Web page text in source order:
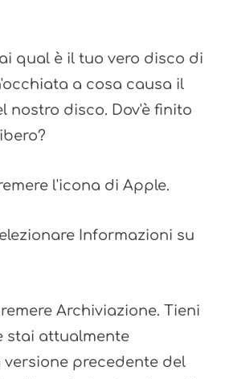
qual è il tuo vero disco di
a cosa causa il
nostro disco. Dov'è finito
l'icona di Apple.
Informazioni su
Archiviazione. Tieni
stai attualmente
precedente del